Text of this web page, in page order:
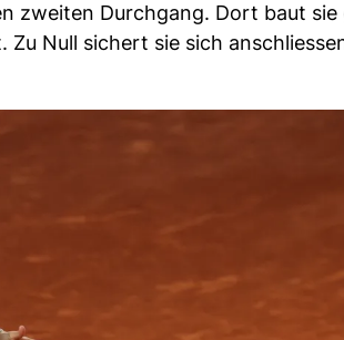
zweiten Durchgang. Dort baut sie
Null sichert sie sich